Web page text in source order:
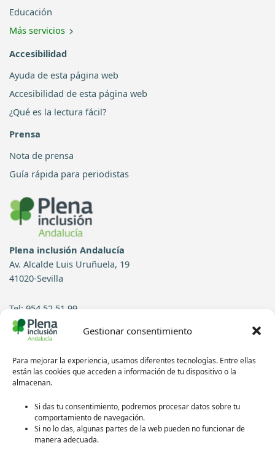
Gestionar consentimiento
Para mejorar la experiencia, usamos diferentes tecnologías. Entre ellas
están las cookies que acceden a información de tu dispositivo o la
almacenan.
Si das tu consentimiento, podremos procesar datos sobre tu
comportamiento de navegación.
Si no lo das, algunas partes de la web pueden no funcionar de
manera adecuada.
Educación
Más servicios
Accesibilidad
Ayuda de esta página web
Accesibilidad de esta página web
¿Qué es la lectura fácil?
Prensa
Nota de prensa
Guía rápida para periodistas
Plena inclusión Andalucía
Av. Alcalde Luis Uruñuela, 19
41020-Sevilla
Tel: 954 52 51 99
Contacto
Síguenos en redes sociales: